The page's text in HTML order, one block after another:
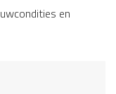
en